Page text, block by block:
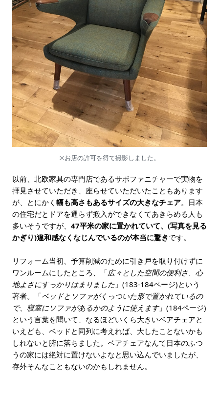
※お店の許可を得て撮影しました。
以前、北欧家具の専門店であるサボファニチャーで実物を
拝見させていただき、座らせていただいたこともあります
が、とにかく 幅も高さもあるサイズの大きなチェア。日本
の住宅だとドアを通らず搬入ができなくてあきらめる人も
多いそうですが、 47平米の家に置かれていて、(写真を見る
かぎり)違和感なくなじんでいるのが本当に驚きです。
リフォーム当初、予算削減のために引き戸を取り付けずに
ワンルームにしたところ、「広々とした空間の便利さ、心
地よさにすっかりはまりました」(183-184ページ)という
著者。「ベッドとソファがくっついた形で置かれているの
で、寝室にソファがあるかのように使えます」(184ページ)
という言葉を聞いて、なるほどいくら大きいベアチェアと
いえども、ベッドと同列に考えれば、大したことないかも
しれないと腑に落ちました。ベアチェアなんて日本のふつ
うの家には絶対に置けないよなと思い込んでいましたが、
存外そんなこともないのかもしれません。